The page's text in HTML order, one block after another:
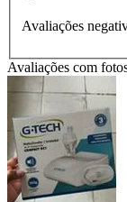
Avaliações
Avaliações com